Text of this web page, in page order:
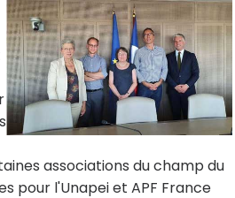
associations du champ du
pour l'Unapei et APF France